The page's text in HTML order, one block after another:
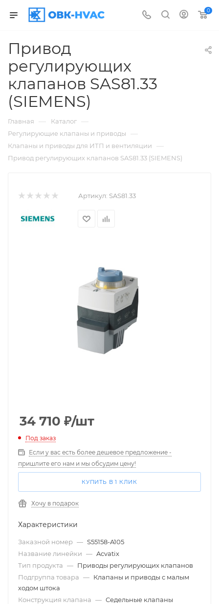
0
Привод
регулирующих
клапанов SAS81.33
(SIEMENS)
Главная — Каталог —
Регулирующие клапаны и приводы —
Клапаны и приводы для ИТП и вентиляции —
Привод регулирующих клапанов SAS81.33 (SIEMENS)
Артикул: SAS81.33
34 710 ₽/шт
Под заказ
Если у вас есть более дешевое предложение -
пришлите его нам и мы обсудим цену!
КУПИТЬ В 1 КЛИК
Хочу в подарок
Характеристики
Заказной номер — S55158-A105
Название линейки — Acvatix
Тип продукта — Приводы регулирующих клапанов
Подгруппа товара — Клапаны и приводы с малым
ходом штока
Конструкция клапана — Седельные клапаны